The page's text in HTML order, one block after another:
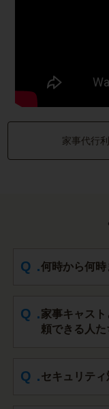
家事代行
何時から何時
家事キャス
頼できる人た
セキュリテ